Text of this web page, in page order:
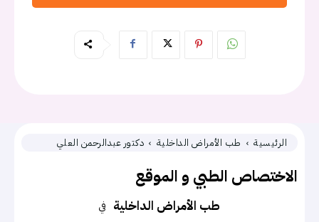
الرئيسية طب الأمراض الداخلية دكتور عبدالرحمن العلي
الاختصاص الطبي و الموقع
في طب الأمراض الداخلية